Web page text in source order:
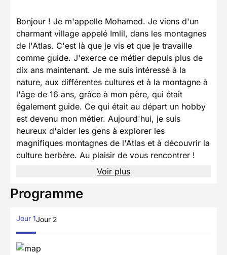
Bonjour ! Je m'appelle Mohamed. Je viens d'un
charmant village appelé Imlil, dans les montagnes
de l'Atlas. C'est là que je vis et que je travaille
comme guide. J'exerce ce métier depuis plus de
dix ans maintenant. Je me suis intéressé à la
nature, aux différentes cultures et à la montagne à
l'âge de 16 ans, grâce à mon père, qui était
également guide. Ce qui était au départ un hobby
est devenu mon métier. Aujourd'hui, je suis
heureux d'aider les gens à explorer les
magnifiques montagnes de l'Atlas et à découvrir la
culture berbère. Au plaisir de vous rencontrer !
Voir plus
Programme
Jour 1Jour 2